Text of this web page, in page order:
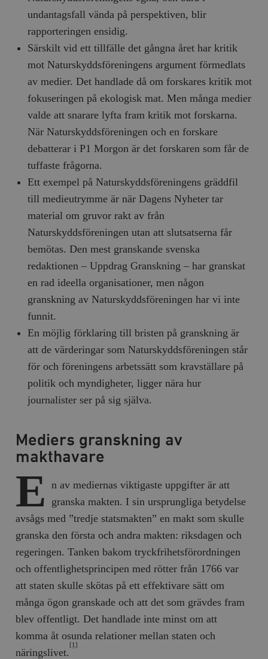
undantagsfall vända på perspektiven, blir
rapporteringen ensidig.
Särskilt vid ett tillfälle det gångna året har kritik
mot Naturskyddsföreningens argument förmedlats
av medier. Det handlade då om forskares kritik mot
fokuseringen på ekologisk mat. Men många medier
valde att snarare lyfta fram kritik mot forskarna.
När Naturskyddsföreningen och en forskare
debatterar i P1 Morgon är det forskaren som får de
tuffaste frågorna.
Ett exempel på Naturskyddsföreningens gräddfil
till medieutrymme är när Dagens Nyheter tar
material om gruvor rakt av från
Naturskyddsföreningen utan att slutsatserna får
bemötas. Den mest granskande svenska
redaktionen – Uppdrag Granskning – har granskat
en rad ideella organisationer, men någon
granskning av Naturskyddsföreningen har vi inte
funnit.
En möjlig förklaring till bristen på granskning är
att de värderingar som Naturskyddsföreningen står
för och föreningens arbetssätt som kravställare på
politik och myndigheter, ligger nära hur
journalister ser på sig själva.
Mediers granskning av
makthavare
E
n av mediernas viktigaste uppgifter är att
granska makten. I sin ursprungliga betydelse
avsågs med ”tredje statsmakten” en makt som skulle
granska den första och andra makten: riksdagen och
regeringen. Tanken bakom tryckfrihetsförordningen
och offentlighetsprincipen med rötter från 1766 var
att staten skulle skötas på ett effektivare sätt om
många ögon granskade och att det som grävdes fram
blev offentligt. Det handlade inte minst om att
komma åt osunda relationer mellan staten och
näringslivet.
[1]